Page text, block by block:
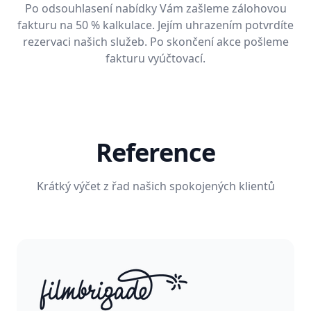
Po odsouhlasení nabídky Vám zašleme zálohovou
fakturu na 50 % kalkulace. Jejím uhrazením potvrdíte
rezervaci našich služeb. Po skončení akce pošleme
fakturu vyúčtovací.
Reference
Krátký výčet z řad našich spokojených klientů